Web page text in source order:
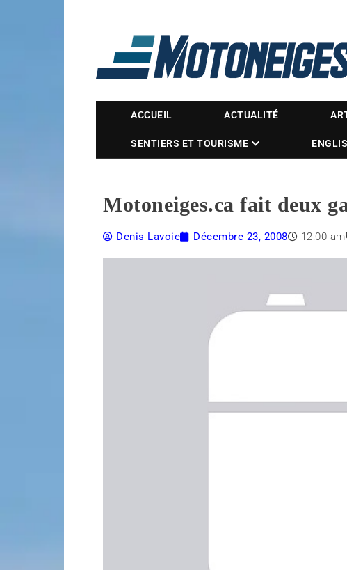
Magazine
ACCUEIL ACTUALITÉ
SENTIERS ET TOURISME
Motoneiges.ca fait deux
Denis Lavoie Décembre 23, 2008 12:00 am